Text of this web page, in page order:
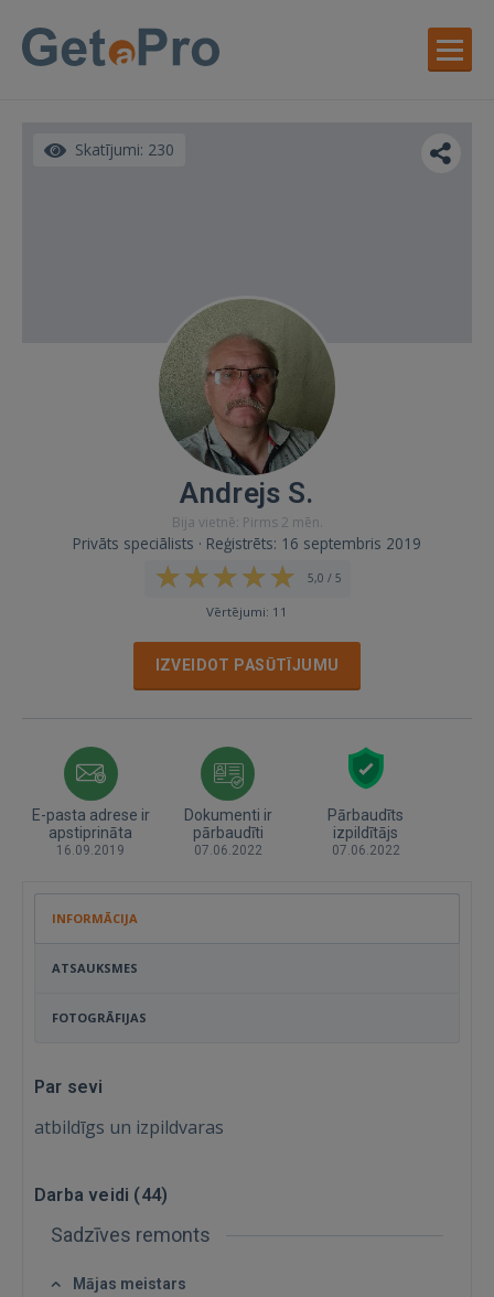
Skatījumi: 230
Andrejs S.
Bija vietnē: Pirms 2 mēn.
Privāts speciālists · Reģistrēts: 16 septembris 2019
5,0 / 5
Vērtējumi: 11
IZVEIDOT PASŪTĪJUMU
E-pasta adrese ir
apstiprināta
16.09.2019
Dokumenti ir
pārbaudīti
07.06.2022
Pārbaudīts
izpildītājs
07.06.2022
INFORMĀCIJA
ATSAUKSMES
FOTOGRĀFIJAS
Par sevi
atbildīgs un izpildvaras
Darba veidi (44)
Sadzīves remonts
Mājas meistars